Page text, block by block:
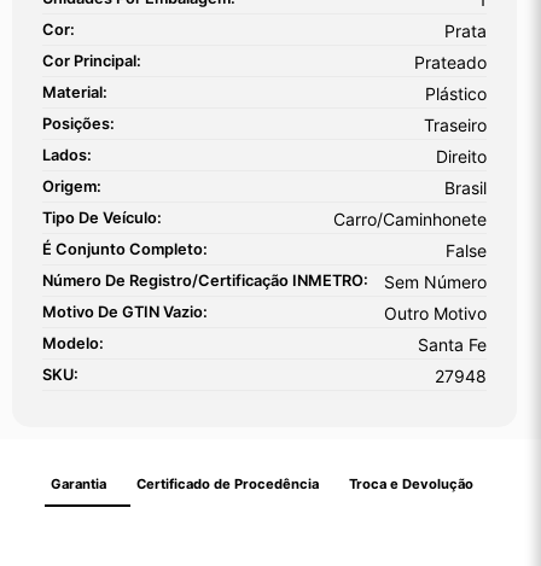
Cor: Prata
Cor Principal: Prateado
Material: Plástico
Posições: Traseiro
Lados: Direito
Origem: Brasil
Tipo De Veículo: Carro/Caminhonete
É Conjunto Completo: False
Número De Registro/certificação INMETRO: Sem Número
Motivo De GTIN Vazio: Outro Motivo
Modelo: Santa Fe
SKU: 27948
Garantia Certificado de Procedência Troca e Devolução